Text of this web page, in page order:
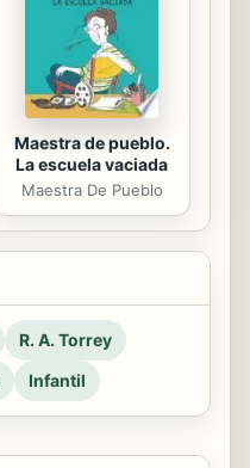
Maestra de pueblo.
La escuela vaciada
Maestra De Pueblo
R. A. Torrey
Infantil